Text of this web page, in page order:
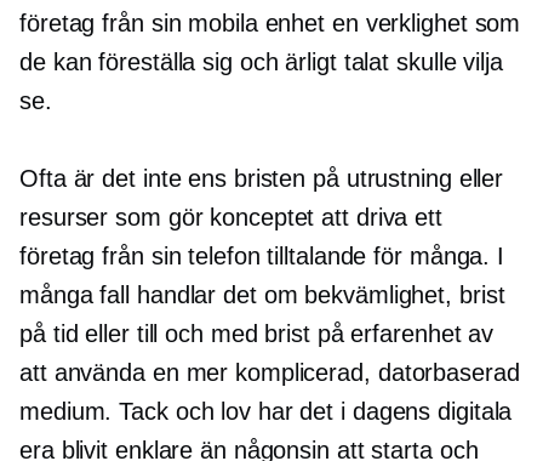
företag från sin mobila enhet en verklighet som
de kan föreställa sig och ärligt talat skulle vilja
se.
Ofta är det inte ens bristen på utrustning eller
resurser som gör konceptet att driva ett
företag från sin telefon tilltalande för många. I
många fall handlar det om bekvämlighet, brist
på tid eller till och med brist på erfarenhet av
att använda en mer komplicerad, datorbaserad
medium. Tack och lov har det i dagens digitala
era blivit enklare än någonsin att starta och